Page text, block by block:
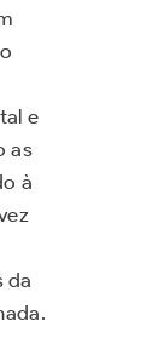
e
as
à
da